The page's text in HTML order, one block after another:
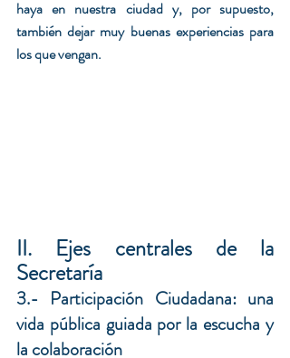
haya en nuestra ciudad y, por supuesto,
también dejar muy buenas experiencias para
los que vengan.
II. Ejes centrales de la
Secretaría
3.- Participación Ciudadana: una
vida pública guiada por la escucha y
la colaboración